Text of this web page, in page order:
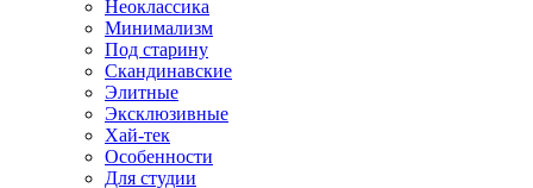
Неоклассика
Минимализм
Под старину
Скандинавские
Элитные
Эксклюзивные
Хай-тек
Особенности
Для студии